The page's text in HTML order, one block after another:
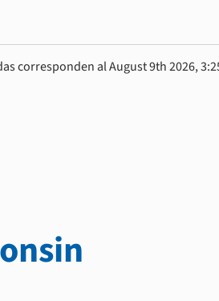
corresponden al August 9th 2026,